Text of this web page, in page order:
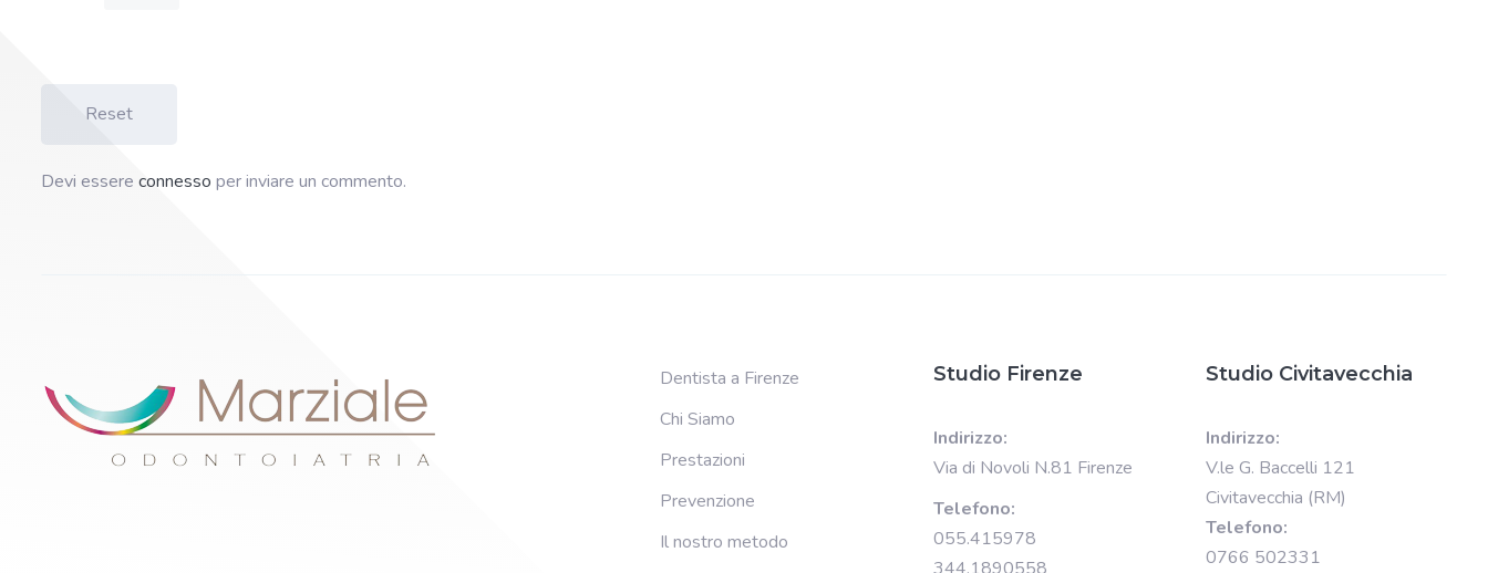
Reset
Devi essere connesso per inviare un commento.
Dentista a Firenze
Chi Siamo
Prestazioni
Prevenzione
Il nostro metodo
Studio Firenze
Indirizzo:
Via di Novoli N.81 Firenze
Telefono:
055.415978
Studio Civitavecchia
Indirizzo:
V.le G. Baccelli 121
Civitavecchia (RM)
Telefono:
0766 502331